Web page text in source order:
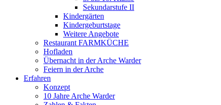
Sekundarstufe II
Kindergärten
Kindergeburtstage
Weitere Angebote
Restaurant FARMKÜCHE
Hofladen
Übernacht in der Arche Warder
Feiern in der Arche
Erfahren
Konzept
10 Jahre Arche Warder